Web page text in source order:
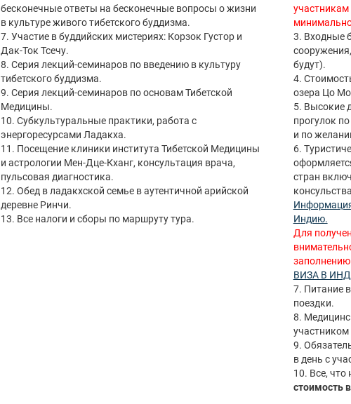
бесконечные ответы на бесконечные вопросы о жизни
в культуре живого тибетского буддизма.
7. Участие в буддийских мистериях: Корзок Густор и
Дак-Ток Тсечу.
8. Серия лекций-семинаров по введению в культуру
тибетского буддизма.
9. Серия лекций-семинаров по основам Тибетской
Медицины.
10. Субкультуральные практики, работа с
энергоресурсами Ладакха.
11. Посещение клиники института Тибетской Медицины
и астрологии Мен-Дце-Кханг, консультация врача,
пульсовая диагностика.
12. Обед в ладакхской семье в аутентичной арийской
деревне Ринчи.
13. Все налоги и сборы по маршруту тура.
участникам
3. Входные
будут).
4.
озера Цо
5. Высокие
прогулок
и по
6.
стран
Индию.
Для
ВИЗА В
7. Питание
поездки.
8.
участником
9.
в день с
10. Все, что
стоимость